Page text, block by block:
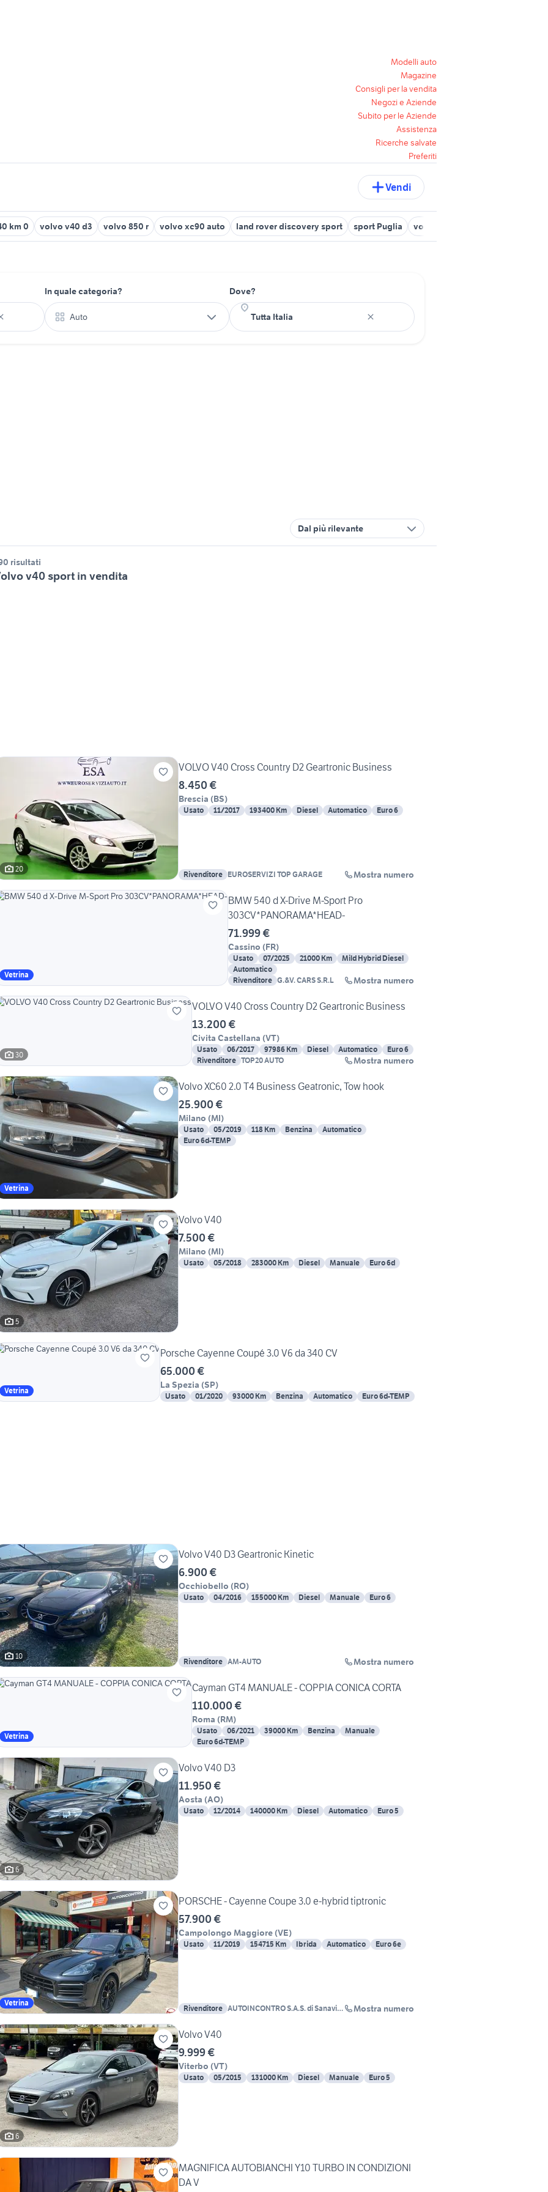
Modelli auto
Magazine
Consigli per la vendita
Negozi e Aziende
Subito per le Aziende
Assistenza
Ricerche salvate
Preferiti
Vendi
km 0 volvo v40 d3 volvo 850 r volvo xc90 auto land rover discovery sport sport Puglia volvo 144 usata
In quale categoria?
Auto
Dove?
Dal più rilevante
risultati
v40 sport in vendita
20
VOLVO V40 Cross Country D2 Geartronic Business
8.450 €
Brescia (BS)
Usato 11/2017 193400 Km Diesel Automatico Euro 6
Rivenditore EUROSERVIZI TOP GARAGE Mostra numero
Vetrina
BMW 540 d X-Drive M-Sport Pro
303CV*PANORAMA*HEAD-
71.999 €
Cassino (FR)
Usato 07/2025 21000 Km
Mild Hybrid Diesel
Automatico
Rivenditore G.&V. CARS S.R.L Mostra numero
30
VOLVO V40 Cross Country D2 Geartronic Business
13.200 €
Civita Castellana (VT)
Usato 06/2017 97986 Km Diesel Automatico
Euro 6
Rivenditore TOP20 AUTO Mostra numero
Vetrina
Volvo XC60 2.0 T4 Business Geatronic, Tow hook
25.900 €
Milano (MI)
Usato 05/2019 118 Km Benzina
Automatico
Euro 6d-TEMP
5
Volvo V40
7.500 €
Milano (MI)
Usato 05/2018 283000 Km Diesel Manuale Euro 6d
Vetrina
Porsche Cayenne Coupé 3.0 V6 da 340 CV
65.000 €
La Spezia (SP)
Usato 01/2020 93000 Km Benzina Automatico Euro 6d-TEMP
10
Volvo V40 D3 Geartronic Kinetic
6.900 €
Occhiobello (RO)
Usato 04/2016 155000 Km Diesel Manuale Euro 6
Rivenditore AM-AUTO Mostra numero
Vetrina
Cayman GT4 MANUALE - COPPIA CONICA CORTA
110.000 €
Roma (RM)
Usato 06/2021 39000 Km Benzina
Manuale
Euro 6d-TEMP
6
Volvo V40 D3
11.950 €
Aosta (AO)
Usato 12/2014 140000 Km Diesel Automatico Euro 5
Vetrina
PORSCHE - Cayenne Coupe 3.0 e-hybrid tiptronic
57.900 €
Campolongo Maggiore (VE)
Usato 11/2019 154715 Km Ibrida Automatico Euro 6e
Rivenditore AUTOINCONTRO S.A.S. di Sanavia
Mostra numero
6
Volvo V40
9.999 €
Viterbo (VT)
Usato 05/2015 131000 Km Diesel Manuale Euro 5
MAGNIFICA AUTOBIANCHI Y10 TURBO IN CONDIZIONI
DA V